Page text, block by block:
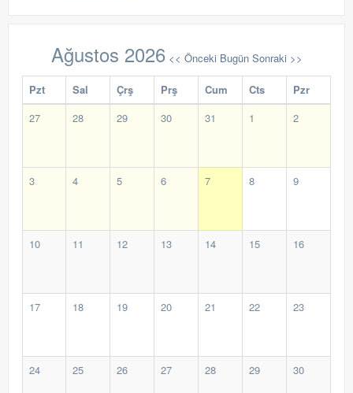
Ağustos 2026 << Önceki Bugün Sonraki >>
Pzt Sal Çrş Prş Cum Cts
Pzr
27
28 29 30 31 1 2
3 4 5 6 7 8 9
10 11 12 13 14 15 16
17 18 19 20 21 22 23
24 25 26 27 28 29 30